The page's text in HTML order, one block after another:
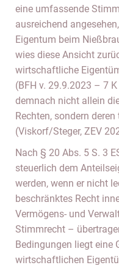
eine umfassende
ausreichend
Eigentum beim
wies diese Ansicht
wirtschaftliche
(BFH v. 29.9.2023 – 7
demnach nicht allein
Rechten, sondern
(Viskorf/Steger, ZEV
Nach § 20 Abs. 5 S. 3
steuerlich dem
werden, wenn er nicht
beschränktes Recht
Vermögens- und
Stimmrecht –
Bedingungen liegt eine
wirtschaftlichen